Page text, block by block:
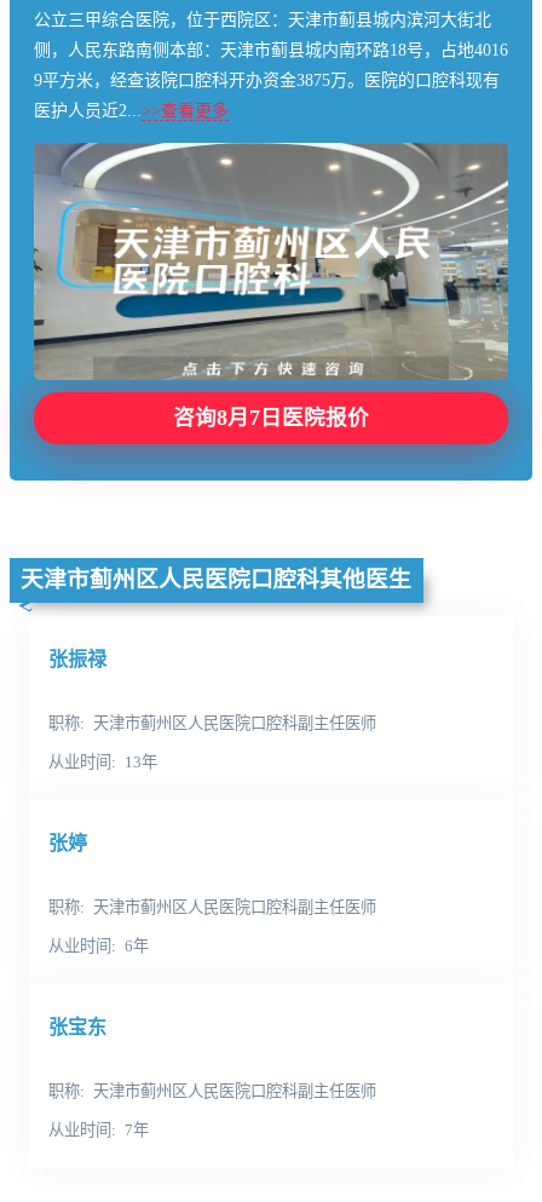
公立三甲综合医院，位于西院区：天津市蓟县城内滨河大街北
侧，人民东路南侧本部：天津市蓟县城内南环路18号，占地4016
9平方米，经查该院口腔科开办资金3875万。医院的口腔科现有
医护人员近2...>>查看更多
咨询8月7日医院报价
天津市蓟州区人民医院口腔科其他医生
张振禄
职称 天津市蓟州区人民医院口腔科副主任医师
从业时间 13年
张婷
职称 天津市蓟州区人民医院口腔科副主任医师
从业时间 6年
张宝东
职称 天津市蓟州区人民医院口腔科副主任医师
从业时间 7年